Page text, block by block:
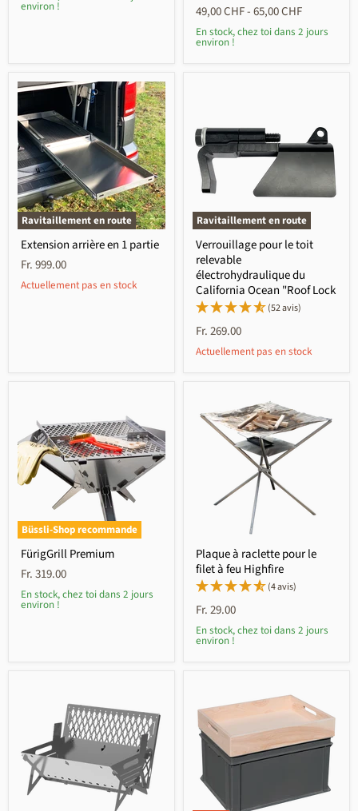
environ ! 49,00 CHF-65,00 CHF
En stock, chez toi dans 2 jours
environ !
Ravitaillement en route
Extension arrière en 1 partie
Fr. 999.00
Actuellement pas en stock
Ravitaillement en route
Verrouillage pour le toit
relevable
électrohydraulique du
California Ocean "Roof Lock
(52 avis)
Fr. 269.00
Actuellement pas en stock
Büssli-Shop recommande
FürigGrill Premium
Fr. 319.00
En stock, chez toi dans 2 jours
environ !
Plaque à raclette pour le
filet à feu Highfire
(4 avis)
Fr. 29.00
En stock, chez toi dans 2 jours
environ !